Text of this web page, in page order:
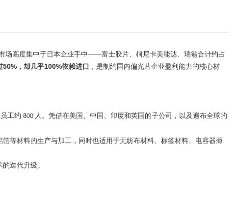
场高度集中于日本企业手中——富士胶片、柯尼卡美能达、瑞翁合计约占
，却几乎100%依赖进口 ，是制约国内偏光片企业盈利能力的核心材
工约 800 人。凭借在美国、中国、印度和英国的子公司，以及遍布全球的
等材料的生产与加工，同时也适用于无纺布材料、标签材料、电容器薄
的迭代升级。